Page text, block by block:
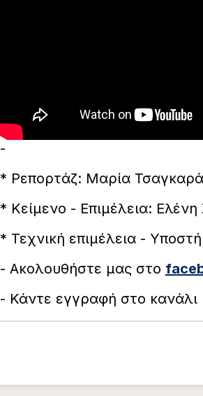
-
* Ρεπορτάζ: Μαρία
* Κείμενο - Επιμέλεια:
* Τεχνική επιμέλεια -
- Ακολουθήστε μας στο
- Κάντε εγγραφή στο κανάλι